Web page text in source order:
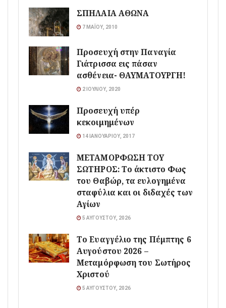
ΣΠΗΛΑΙΑ ΑΘΩΝΑ
7 ΜΑΪ́ΟΥ, 2010
Προσευχή στην Παναγία
Γιάτρισσα εις πάσαν
ασθένεια- ΘΑΥΜΑΤΟΥΡΓΗ!
2 ΙΟΥΛΊΟΥ, 2020
Προσευχή υπέρ
κεκοιμημένων
14 ΙΑΝΟΥΑΡΊΟΥ, 2017
ΜΕΤΑΜΟΡΦΩΣΗ ΤΟΥ
ΣΩΤΗΡΟΣ: Το άκτιστο Φως
του Θαβώρ, τα ευλογημένα
σταφύλια και οι διδαχές των
Αγίων
5 ΑΥΓΟΎΣΤΟΥ, 2026
Το Ευαγγέλιο της Πέμπτης 6
Αυγούστου 2026 –
Μεταμόρφωση του Σωτήρος
Χριστού
5 ΑΥΓΟΎΣΤΟΥ, 2026